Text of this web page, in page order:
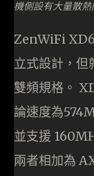
機側設有大量散熱
ZenWiFi
立式設計，
雙頻規格。
論速度為
並支援
兩者相加為